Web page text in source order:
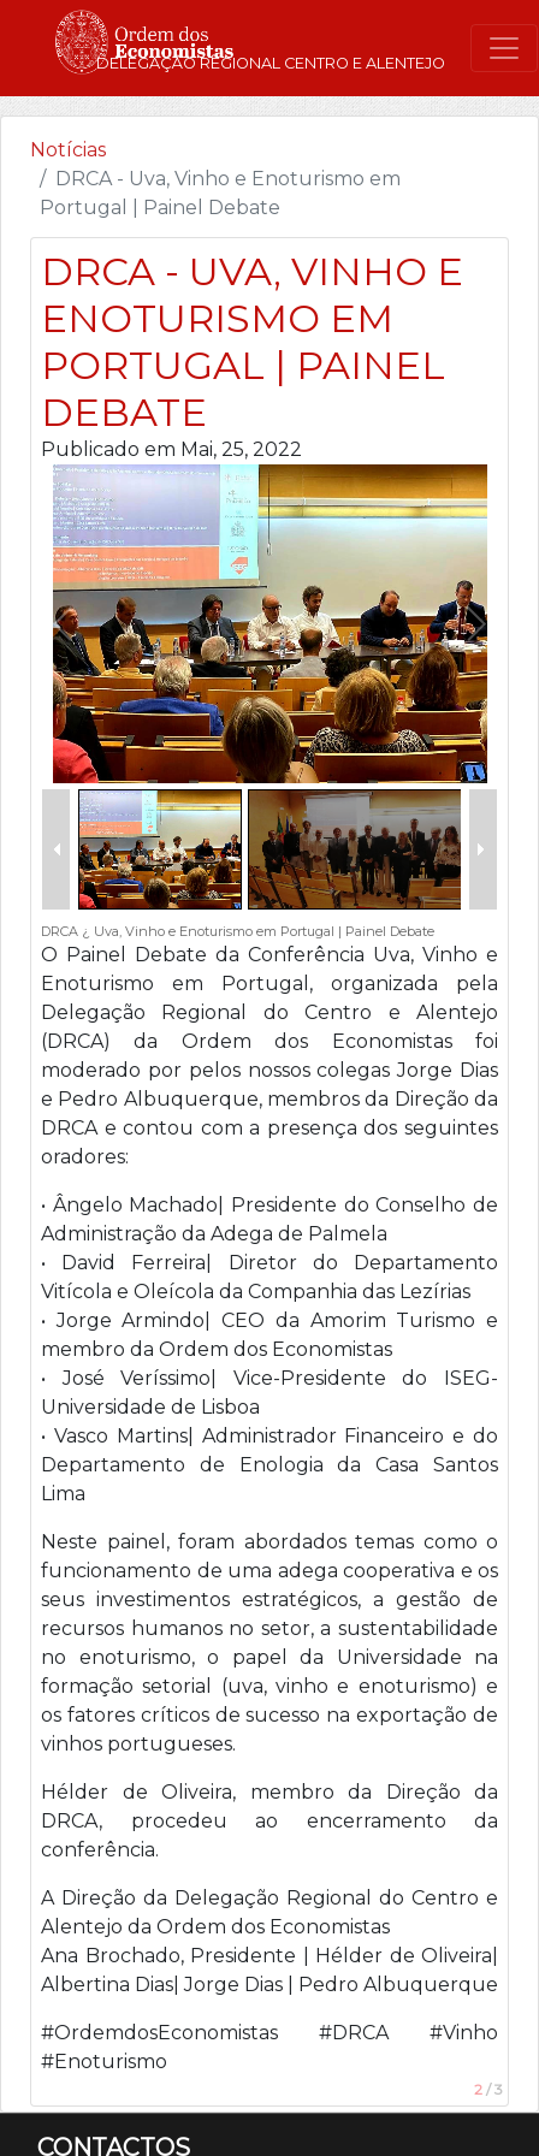
DELEGAÇÃO REGIONAL CENTRO E ALENTEJO
Notícias
DRCA - Uva, Vinho e Enoturismo em
Portugal | Painel Debate
DRCA - UVA, VINHO E
ENOTURISMO EM
PORTUGAL | PAINEL
DEBATE
Publicado em Mai, 25, 2022
DRCA ¿ Uva, Vinho e Enoturismo em Portugal | Painel Debate
2 /3
O Painel Debate da Conferência Uva, Vinho e
Enoturismo em Portugal, organizada pela
Delegação Regional do Centro e Alentejo
(DRCA) da Ordem dos Economistas foi
moderado por pelos nossos colegas Jorge Dias
e Pedro Albuquerque, membros da Direção da
DRCA e contou com a presença dos seguintes
oradores:
• Ângelo Machado| Presidente do Conselho de
Administração da Adega de Palmela
• David Ferreira| Diretor do Departamento
Vitícola e Oleícola da Companhia das Lezírias
• Jorge Armindo| CEO da Amorim Turismo e
membro da Ordem dos Economistas
• José Veríssimo| Vice-Presidente do ISEG-
Universidade de Lisboa
• Vasco Martins| Administrador Financeiro e do
Departamento de Enologia da Casa Santos
Lima
Neste painel, foram abordados temas como o
funcionamento de uma adega cooperativa e os
seus investimentos estratégicos, a gestão de
recursos humanos no setor, a sustentabilidade
no enoturismo, o papel da Universidade na
formação setorial (uva, vinho e enoturismo) e
os fatores críticos de sucesso na exportação de
vinhos portugueses.
Hélder de Oliveira, membro da Direção da
DRCA, procedeu ao encerramento da
conferência.
A Direção da Delegação Regional do Centro e
Alentejo da Ordem dos Economistas
Ana Brochado, Presidente | Hélder de Oliveira|
Albertina Dias| Jorge Dias | Pedro Albuquerque
#OrdemdosEconomistas #DRCA #Vinho
#Enoturismo
CONTACTOS